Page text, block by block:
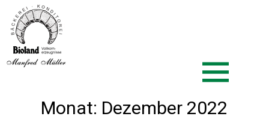
Biolandbäcker Müller
Zum
Monat: Dezember 2022